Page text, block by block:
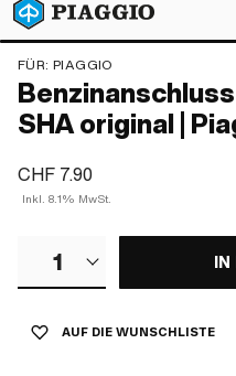
FÜR: PIAGGIO
SHA original |
CHF 7.90
Inkl. 8.1% MwSt.
1 IN
AUF DIE WUNSCHLISTE